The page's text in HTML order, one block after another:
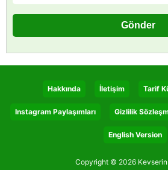
Hakkında İletişim Tarif
Instagram Paylaşımları Gizlilik
English Version
Copyright © 2026 Kevserin